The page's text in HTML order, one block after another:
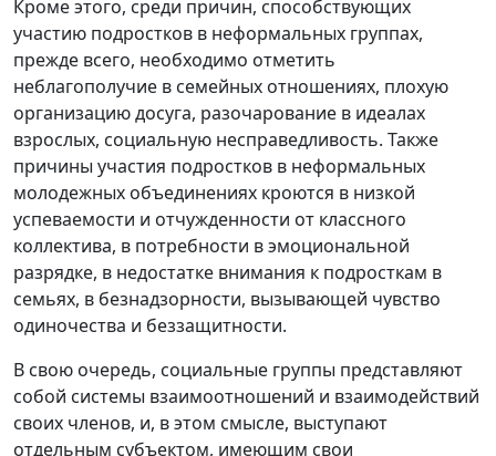
Кроме этого, среди причин, способствующих
участию подростков в неформальных группах,
прежде всего, необходимо отметить
неблагополучие в семейных отношениях, плохую
организацию досуга, разочарование в идеалах
взрослых, социальную несправедливость. Также
причины участия подростков в неформальных
молодежных объединениях кроются в низкой
успеваемости и отчужденности от классного
коллектива, в потребности в эмоциональной
разрядке, в недостатке внимания к подросткам в
семьях, в безнадзорности, вызывающей чувство
одиночества и беззащитности.
В свою очередь, социальные группы представляют
собой системы взаимоотношений и взаимодействий
своих членов, и, в этом смысле, выступают
отдельным субъектом, имеющим свои